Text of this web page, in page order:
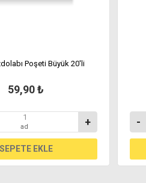
Poşeti Büyük 20'li
59,90 ₺
ad + -